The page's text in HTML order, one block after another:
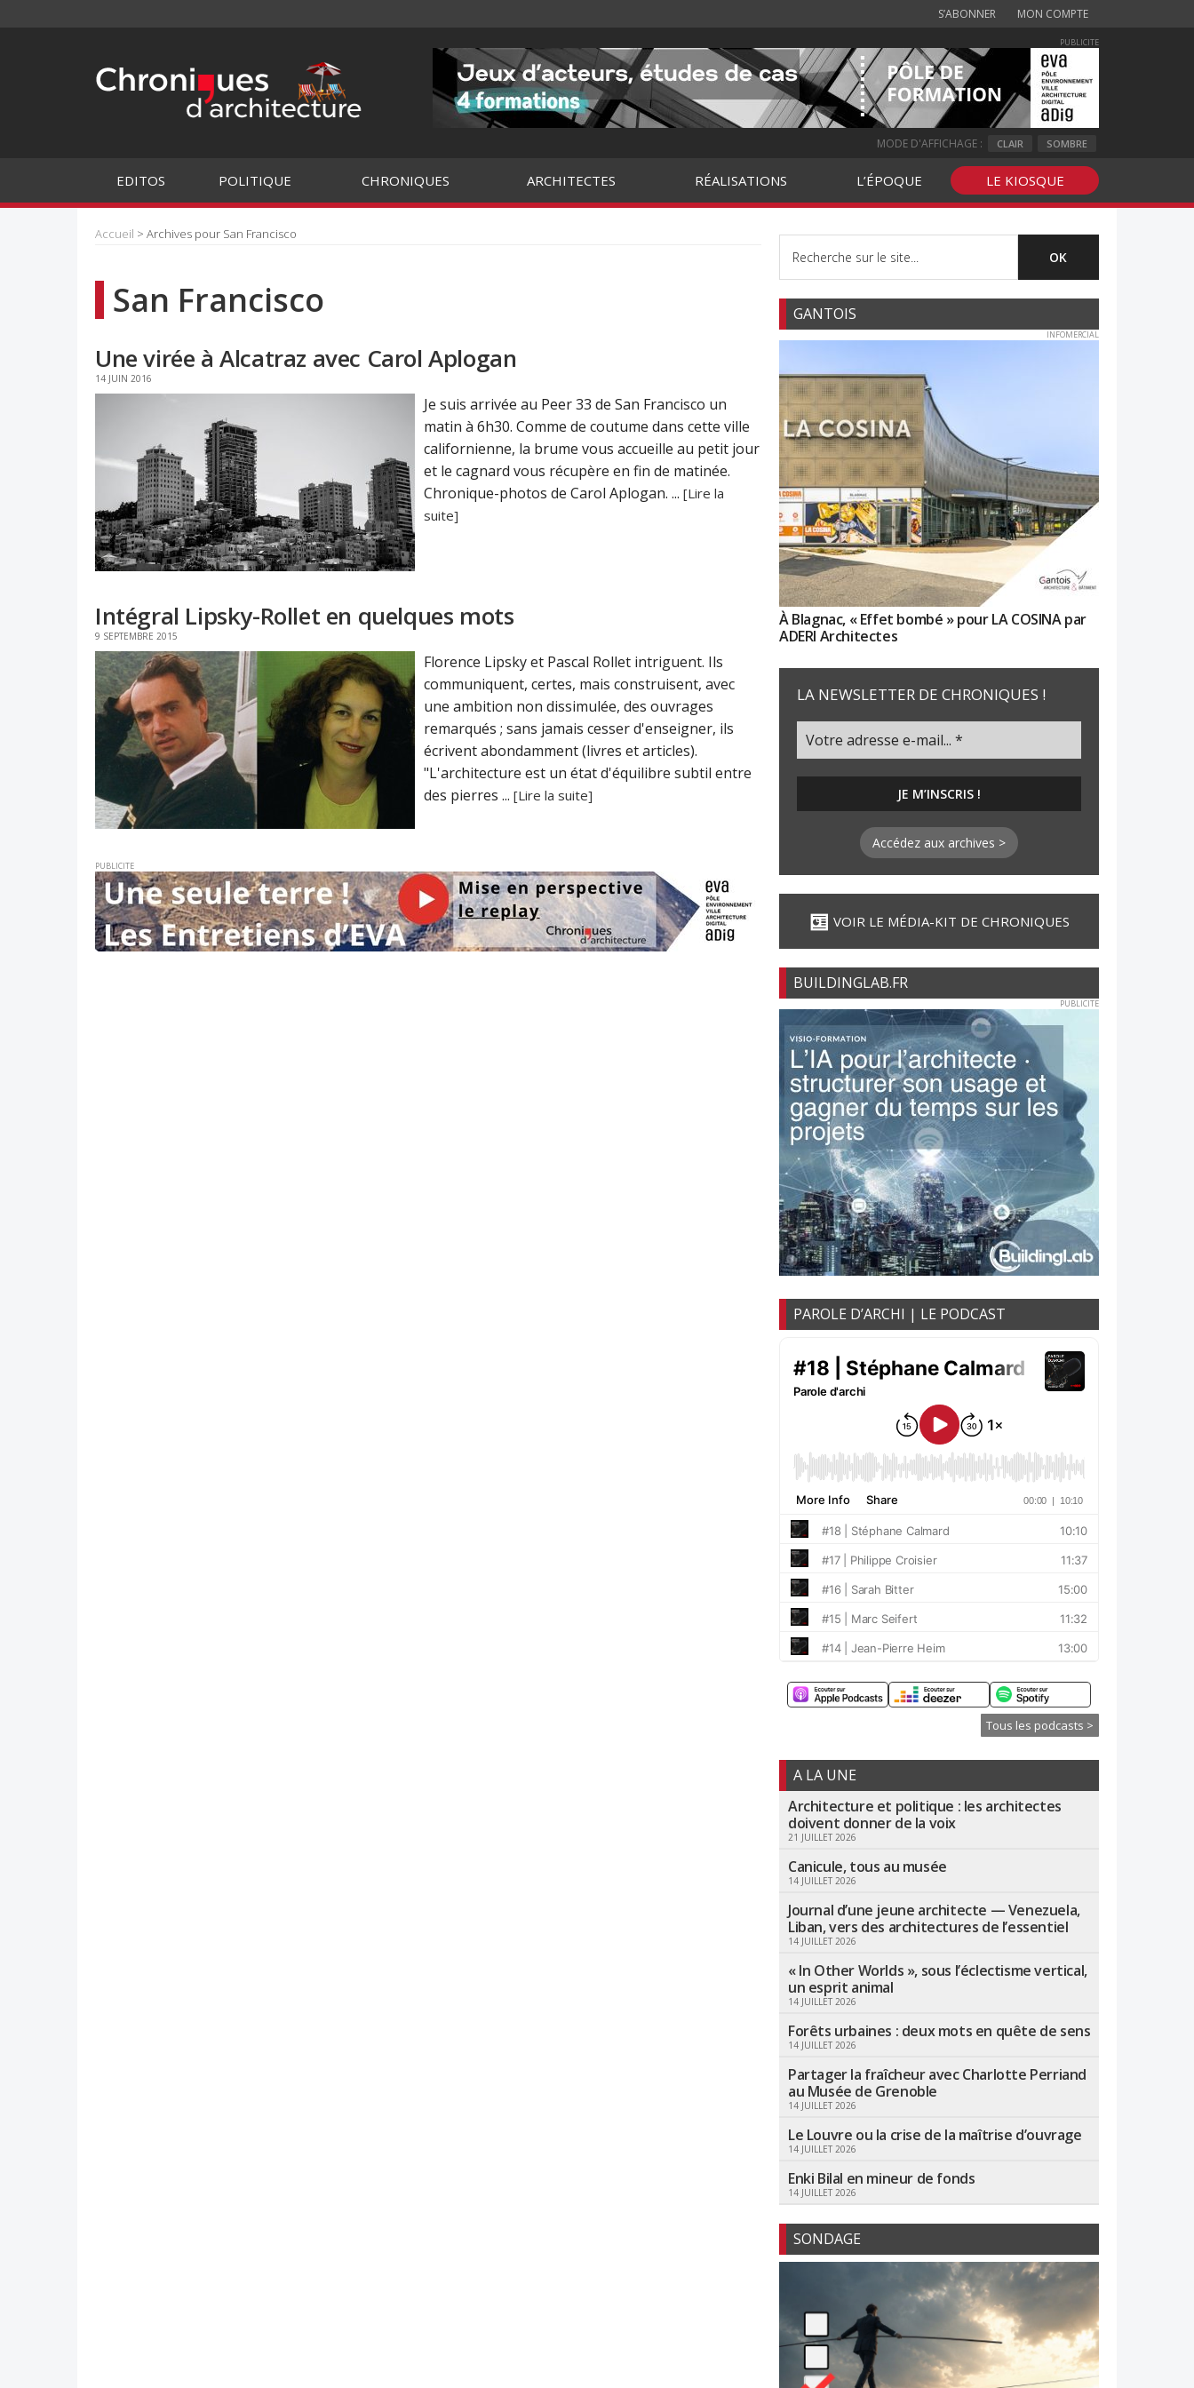
S’ABONNER MON COMPTE
PUBLICITE
MODE D'AFFICHAGE : CLAIR SOMBRE
EDITOS POLITIQUE CHRONIQUES ARCHITECTES RÉALISATIONS L’ÉPOQUE LE KIOSQUE
Accueil > Archives pour San Francisco
San Francisco
Une virée à Alcatraz avec Carol Aplogan
14 JUIN 2016
Je suis arrivée au Peer 33 de San Francisco un
matin à 6h30. Comme de coutume dans cette ville
californienne, la brume vous accueille au petit jour
et le cagnard vous récupère en fin de matinée.
Chronique-photos de Carol Aplogan. ... [Lire la
suite]
Intégral Lipsky-Rollet en quelques mots
9 SEPTEMBRE 2015
Florence Lipsky et Pascal Rollet intriguent. Ils
communiquent, certes, mais construisent, avec
une ambition non dissimulée, des ouvrages
remarqués ; sans jamais cesser d'enseigner, ils
écrivent abondamment (livres et articles).
"L'architecture est un état d'équilibre subtil entre
des pierres ... [Lire la suite]
PUBLICITE
GANTOIS
INFOMERCIAL
À Blagnac, « Effet bombé » pour LA COSINA par
ADERI Architectes
LA NEWSLETTER DE CHRONIQUES !
Accédez aux archives >
VOIR LE MÉDIA-KIT DE CHRONIQUES
BUILDINGLAB.FR
PUBLICITE
PAROLE D’ARCHI | LE PODCAST
Tous les podcasts >
A LA UNE
Architecture et politique : les architectes
doivent donner de la voix
21 JUILLET 2026
Canicule, tous au musée
14 JUILLET 2026
Journal d’une jeune architecte — Venezuela,
Liban, vers des architectures de l’essentiel
14 JUILLET 2026
« In Other Worlds », sous l’éclectisme vertical,
un esprit animal
14 JUILLET 2026
Forêts urbaines : deux mots en quête de sens
14 JUILLET 2026
Partager la fraîcheur avec Charlotte Perriand
au Musée de Grenoble
14 JUILLET 2026
Le Louvre ou la crise de la maîtrise d’ouvrage
14 JUILLET 2026
Enki Bilal en mineur de fonds
14 JUILLET 2026
SONDAGE